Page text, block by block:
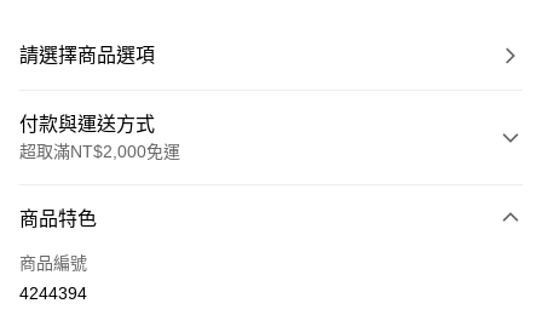
請選擇商品選項
付款與運送方式
超取滿NT$2,000免運
信用卡一次付款
超商取貨付款
商品特色
商品編號
4244394